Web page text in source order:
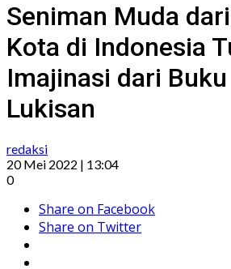
Seniman Muda
Kota di Indonesia
Imajinasi dari
Lukisan
redaksi
20 Mei 2022 | 13:04
0
Share on Facebook
Share on Twitter